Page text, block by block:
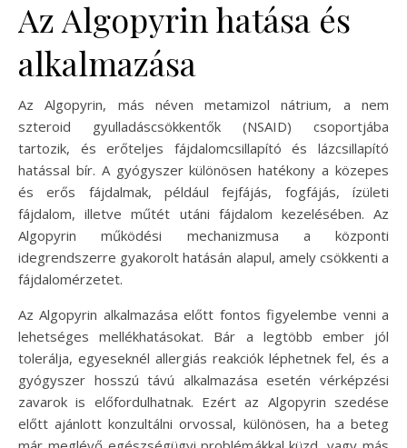
Az Algopyrin hatása és
alkalmazása
Az Algopyrin, más néven metamizol nátrium, a nem
szteroid gyulladáscsökkentők (NSAID) csoportjába
tartozik, és erőteljes fájdalomcsillapító és lázcsillapító
hatással bír. A gyógyszer különösen hatékony a közepes
és erős fájdalmak, például fejfájás, fogfájás, ízületi
fájdalom, illetve műtét utáni fájdalom kezelésében. Az
Algopyrin működési mechanizmusa a központi
idegrendszerre gyakorolt hatásán alapul, amely csökkenti a
fájdalomérzetet.
Az Algopyrin alkalmazása előtt fontos figyelembe venni a
lehetséges mellékhatásokat. Bár a legtöbb ember jól
tolerálja, egyeseknél allergiás reakciók léphetnek fel, és a
gyógyszer hosszú távú alkalmazása esetén vérképzési
zavarok is előfordulhatnak. Ezért az Algopyrin szedése
előtt ajánlott konzultálni orvossal, különösen, ha a beteg